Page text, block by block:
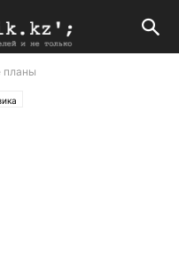
планы